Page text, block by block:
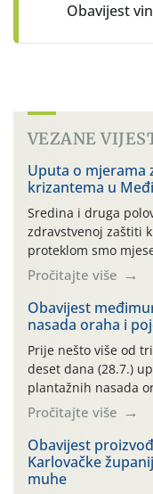
Obavijest
VEZANE
Uputa o mjerama
krizantema u
Sredina i druga
zdravstvenoj zaštiti
proteklom smo
preventivnim
uzročnika bolesti,
06.7.)! Na početku
povijesno i
najviše temperature
Pročitajte više
Obavijest
nasada oraha i
Prije nešto više od
deset dana (28.7.)
plantažnih nasada
leta i ovogodišnjoj
orahove muhe
traje drugi
izražen zadnja šest
temperature zraka
Pročitajte više
Obavijest
Karlovačke
muhe